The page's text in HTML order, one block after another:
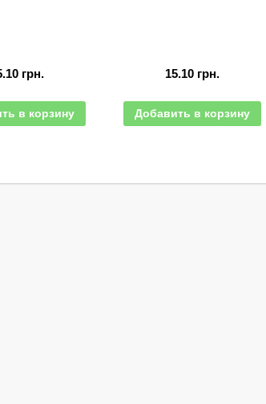
грн.
в корзину
15.10 грн.
Добавить в корзину